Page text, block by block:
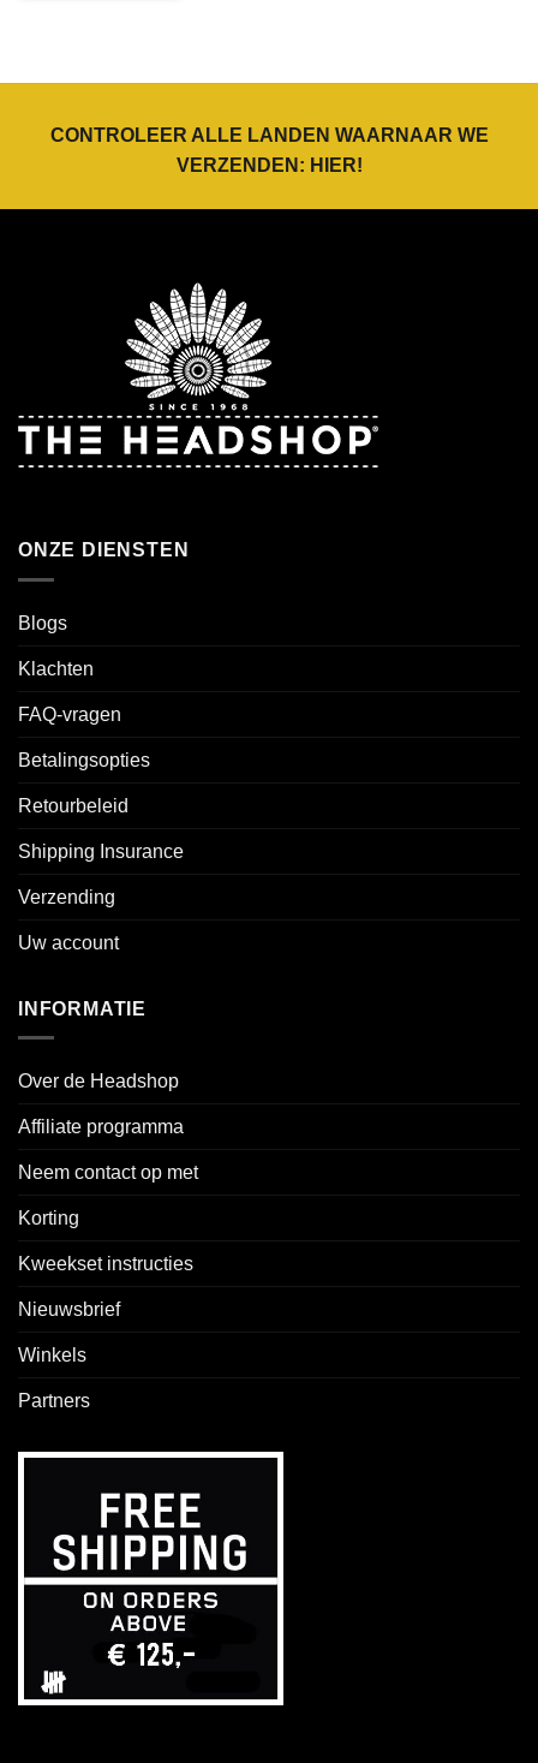
CONTROLEER ALLE LANDEN WAARNAAR WE
VERZENDEN: HIER!
ONZE DIENSTEN
Blogs
Klachten
FAQ-vragen
Betalingsopties
Retourbeleid
Shipping Insurance
Verzending
Uw account
INFORMATIE
Over de Headshop
Affiliate programma
Neem contact op met
Korting
Kweekset instructies
Nieuwsbrief
Winkels
Partners